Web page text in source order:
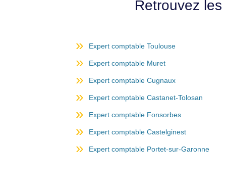
Retrouvez
Expert comptable Toulouse
Expert comptable Muret
Expert comptable Cugnaux
Expert comptable Castanet-Tolosan
Expert comptable Fonsorbes
Expert comptable Castelginest
Expert comptable Portet-sur-Garonne